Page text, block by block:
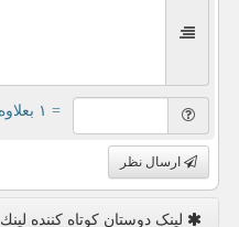
= ۱ بعلاوه ۴
ارسال نظر
لینک دوستان كوتاه كننده لینك